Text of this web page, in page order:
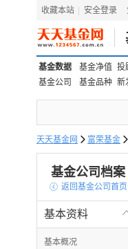
收藏本站 安全登录
基金数据 基金净值 投
基金公司
基金品种 新
天天基金网  富荣基金 
基金公司档案
 返回基金公司首页
基本资料
基本概况